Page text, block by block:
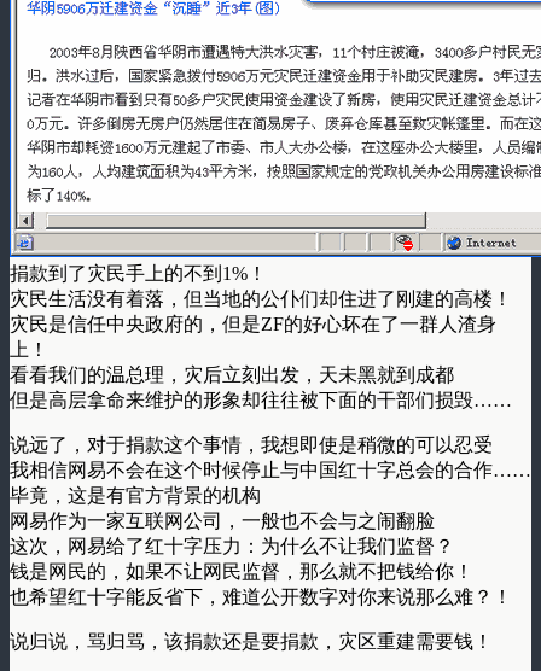
捐款到了灾民手上的不到1%！
灾民生活没有着落，但当地的公仆们却住进了刚建的高楼！
灾民是信任中央政府的，但是ZF的好心坏在了一群人渣身
上！
看看我们的温总理，灾后立刻出发，天未黑就到成都
但是高层拿命来维护的形象却往往被下面的干部们损毁……
说远了，对于捐款这个事情，我想即使是稍微的可以忍受
我相信网易不会在这个时候停止与中国红十字总会的合作……
毕竟，这是有官方背景的机构
网易作为一家互联网公司，一般也不会与之闹翻脸
这次，网易给了红十字压力：为什么不让我们监督？
钱是网民的，如果不让网民监督，那么就不把钱给你！
也希望红十字能反省下，难道公开数字对你来说那么难？！
说归说，骂归骂，该捐款还是要捐款，灾区重建需要钱！